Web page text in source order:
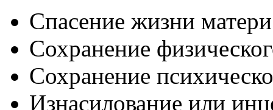
Спасение жизни
Сохранение
Сохранение
Изнасилование или